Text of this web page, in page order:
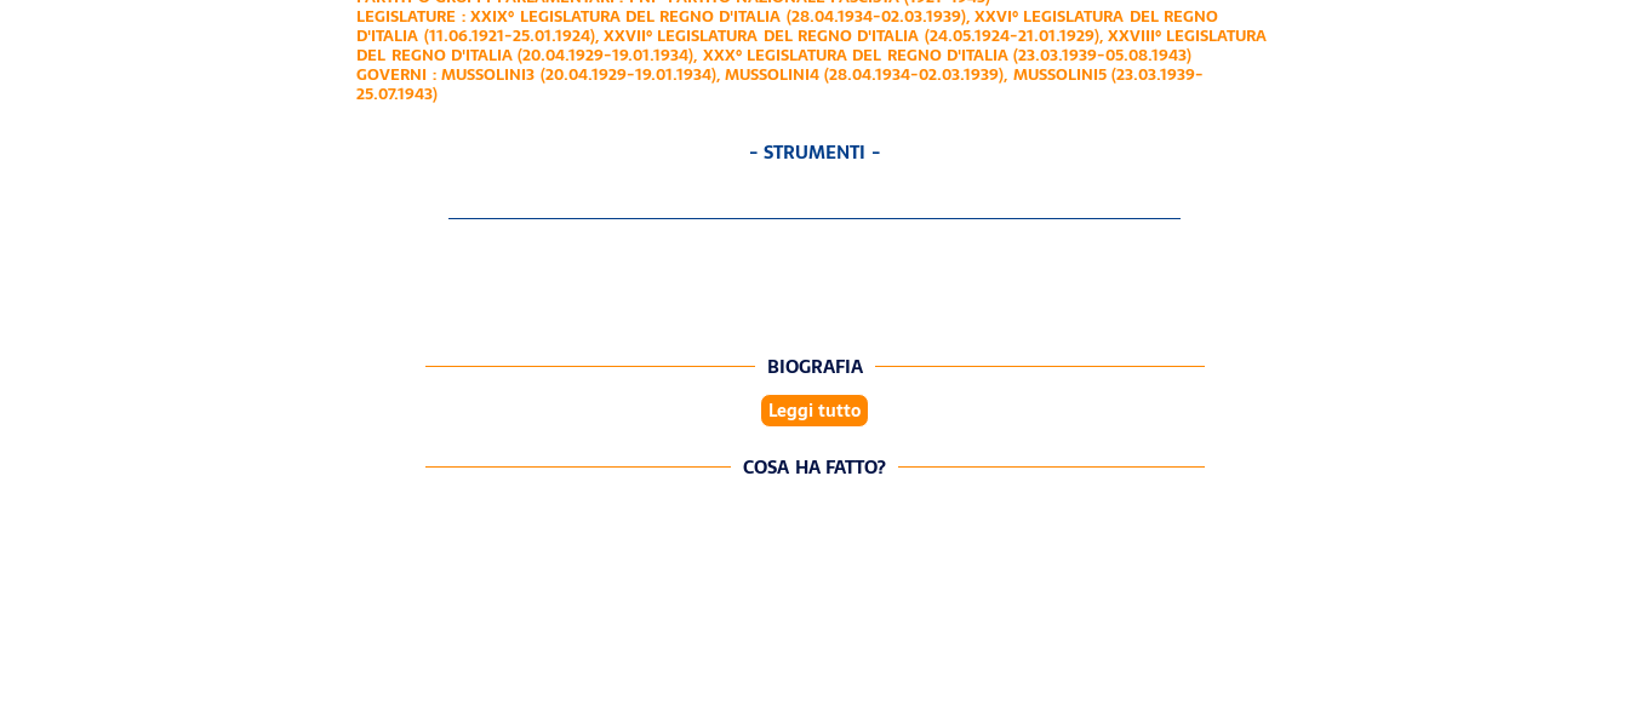
LEGISLATURE :XXIX° LEGISLATURA DEL REGNO D'ITALIA (28.04.1934-02.03.1939),XXVI° LEGISLATURA DEL REGNO
D'ITALIA (11.06.1921-25.01.1924),XXVII° LEGISLATURA DEL REGNO D'ITALIA (24.05.1924-21.01.1929),XXVIII° LEGISLATURA
DEL REGNO D'ITALIA (20.04.1929-19.01.1934), XXX° LEGISLATURA DEL REGNO D'ITALIA (23.03.1939-05.08.1943)
GOVERNI :MUSSOLINI3 (20.04.1929-19.01.1934),MUSSOLINI4 (28.04.1934-02.03.1939), MUSSOLINI5 (23.03.1939-
25.07.1943)
- STRUMENTI -
BIOGRAFIA
Leggi tutto
COSA HA FATTO?